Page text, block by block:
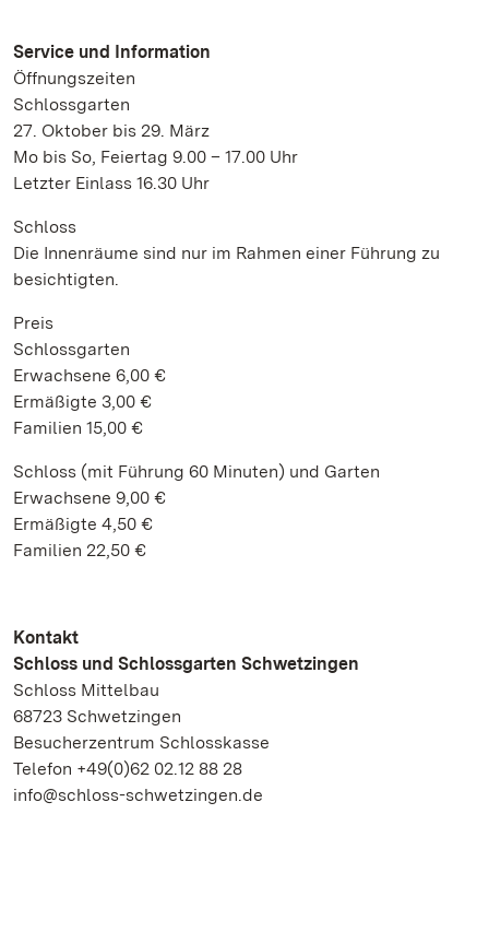
Service und Information
Öffnungszeiten
Schlossgarten
27. Oktober bis 29. März
Mo bis So, Feiertag 9.00 – 17.00 Uhr
Letzter Einlass 16.30 Uhr
Schloss
Die Innenräume sind nur im Rahmen einer Führung zu
besichtigten.
Preis
Schlossgarten
Erwachsene 6,00 €
Ermäßigte 3,00 €
Familien 15,00 €
Schloss (mit Führung 60 Minuten) und Garten
Erwachsene 9,00 €
Ermäßigte 4,50 €
Familien 22,50 €
Kontakt
Schloss und Schlossgarten Schwetzingen
Schloss Mittelbau
68723 Schwetzingen
Besucherzentrum Schlosskasse
Telefon +49(0)62 02.12 88 28
info@schloss-schwetzingen.de